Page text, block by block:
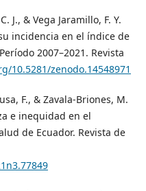
J., & Vega Jaramillo, F. Y.
incidencia en el índice de
2007–2021. Revista
10.5281/zenodo.14548971
F., & Zavala-Briones, M.
e inequidad en el
de Ecuador. Revista de